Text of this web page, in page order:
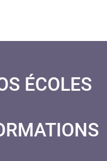
ÉCOLES